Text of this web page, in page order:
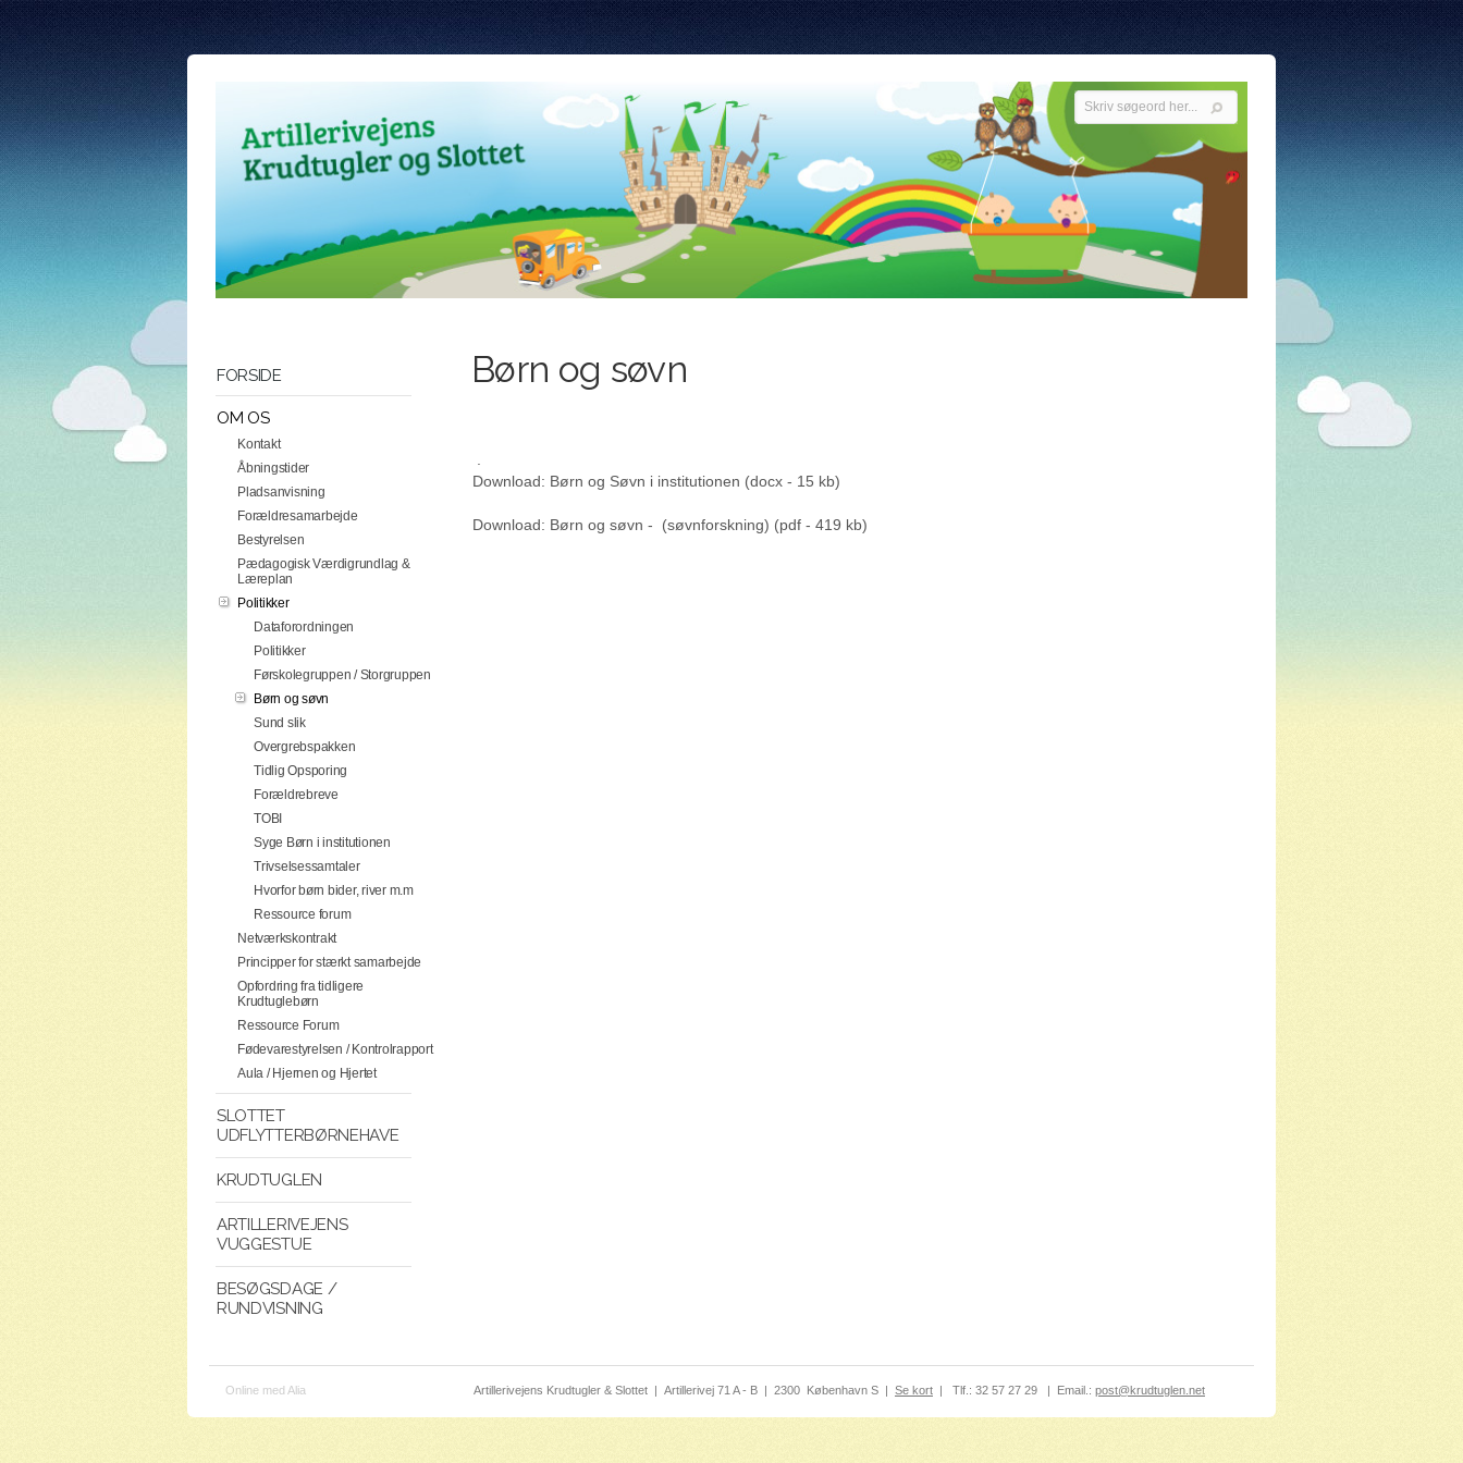
FORSIDE
OM OS
Kontakt
Åbningstider
Pladsanvisning
Forældresamarbejde
Bestyrelsen
Pædagogisk Værdigrundlag &
Læreplan
Politikker
Dataforordningen
Politikker
Førskolegruppen / Storgruppen
Børn og søvn
Sund slik
Overgrebspakken
Tidlig Opsporing
Forældrebreve
TOBI
Syge Børn i institutionen
Trivselsessamtaler
Hvorfor børn bider, river m.m
Ressource forum
Netværkskontrakt
Principper for stærkt samarbejde
Opfordring fra tidligere
Krudtuglebørn
Ressource Forum
Fødevarestyrelsen / Kontrolrapport
Aula / Hjernen og Hjertet
SLOTTET
UDFLYTTERBØRNEHAVE
KRUDTUGLEN
ARTILLERIVEJENS
VUGGESTUE
BESØGSDAGE /
RUNDVISNING
Børn og søvn
Download: Børn og Søvn i institutionen (docx - 15 kb)
Download: Børn og søvn - (søvnforskning) (pdf - 419 kb)
Online med Alia Artillerivejens Krudtugler & Slottet Artillerivej 71 A - B 2300 København S Se kort Tlf.: 32 57 27 29 Email.: post@krudtuglen.net